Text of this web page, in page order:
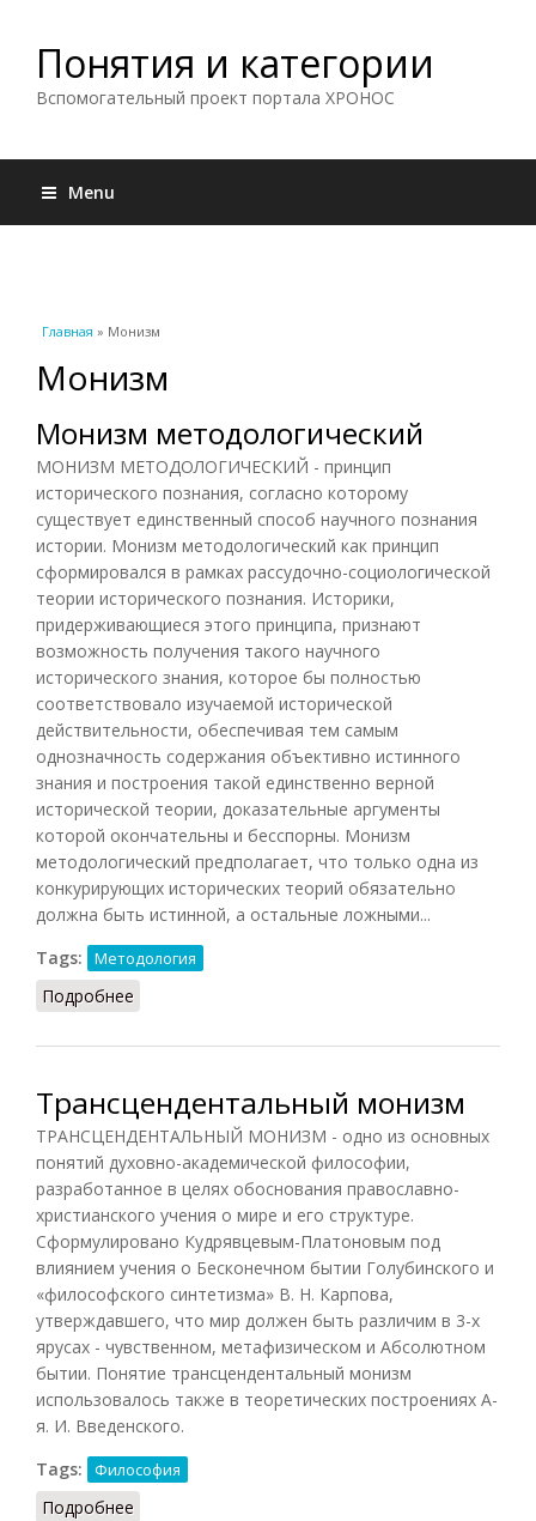
Понятия и категории
Вспомогательный проект портала ХРОНОС
Menu
Вы здесь
Главная » Монизм
Монизм
Монизм методологический
МОНИЗМ МЕТОДОЛОГИЧЕСКИЙ - принцип
исторического познания, согласно которому
существует единственный способ научного познания
истории. Монизм методологический как принцип
сформировался в рамках рассудочно-социологической
теории исторического познания. Историки,
придерживающиеся этого принципа, признают
возможность получения такого научного
исторического знания, которое бы полностью
соответствовало изучаемой исторической
действительности, обеспечивая тем самым
однозначность содержания объективно истинного
знания и построения такой единственно верной
исторической теории, доказательные аргументы
которой окончательны и бесспорны. Монизм
методологический предполагает, что только одна из
конкурирующих исторических теорий обязательно
должна быть истинной, а остальные ложными...
Tags:
Методология
Подробнее
Трансцендентальный монизм
ТРАНСЦЕНДЕНТАЛЬНЫЙ МОНИЗМ - одно из основных
понятий духовно-академической философии,
разработанное в целях обоснования православно-
христианского учения о мире и его структуре.
Сформулировано Кудрявцевым-Платоновым под
влиянием учения о Бесконечном бытии Голубинского и
«философского синтетизма» В. Н. Карпова,
утверждавшего, что мир должен быть различим в 3-х
ярусах - чувственном, метафизическом и Абсолютном
бытии. Понятие трансцендентальный монизм
использовалось также в теоретических построениях А-
я. И. Введенского.
Tags:
Философия
Подробнее